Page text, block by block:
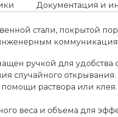
Документация и
стали, покрытой
ручкой для
случайного
раствора или
веса и объема для